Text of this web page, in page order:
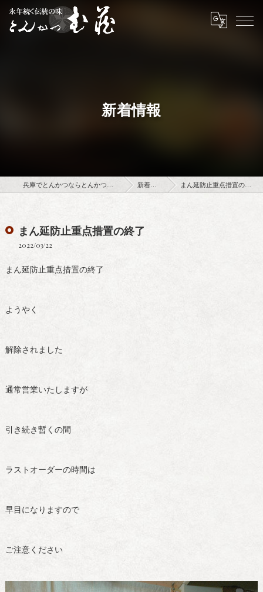
新着情報
新着情報 まん延防止重点措置の終了
まん延防止重点措置の終了
2022/03/22
まん延防止重点措置の終了
ようやく
解除されました
通常営業いたしますが
引き続き暫くの間
ラストオーダーの時間は
早目になりますので
ご注意ください